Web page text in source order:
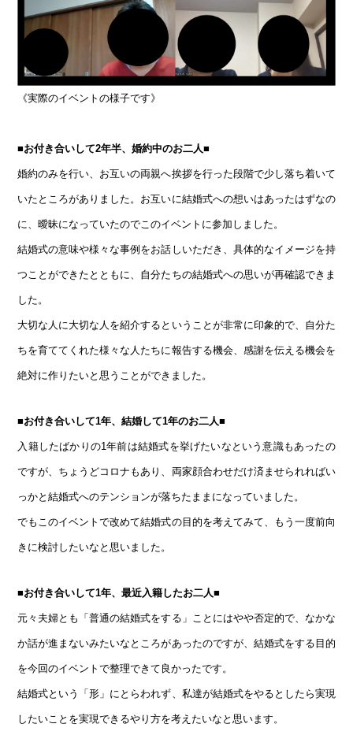
《実際のイベントの様子です》
■お付き合いして2年半、婚約中のお二人■
婚約のみを行い、お互いの両親へ挨拶を行った段階で少し落ち着いて
いたところがありました。お互いに結婚式への想いはあったはずなの
に、曖昧になっていたのでこのイベントに参加しました。
結婚式の意味や様々な事例をお話しいただき、具体的なイメージを持
つことができたとともに、自分たちの結婚式への思いが再確認できま
した。
大切な人に大切な人を紹介するということが非常に印象的で、自分た
ちを育ててくれた様々な人たちに報告する機会、感謝を伝える機会を
絶対に作りたいと思うことができました。
■お付き合いして1年、結婚して1年のお二人■
入籍したばかりの1年前は結婚式を挙げたいなという意識もあったの
ですが、ちょうどコロナもあり、両家顔合わせだけ済ませられればい
っかと結婚式へのテンションが落ちたままになっていました。
でもこのイベントで改めて結婚式の目的を考えてみて、もう一度前向
きに検討したいなと思いました。
■お付き合いして1年、最近入籍したお二人■
元々夫婦とも「普通の結婚式をする」ことにはやや否定的で、なかな
か話が進まないみたいなところがあったのですが、結婚式をする目的
を今回のイベントで整理できて良かったです。
結婚式という「形」にとらわれず、私達が結婚式をやるとしたら実現
したいことを実現できるやり方を考えたいなと思います。